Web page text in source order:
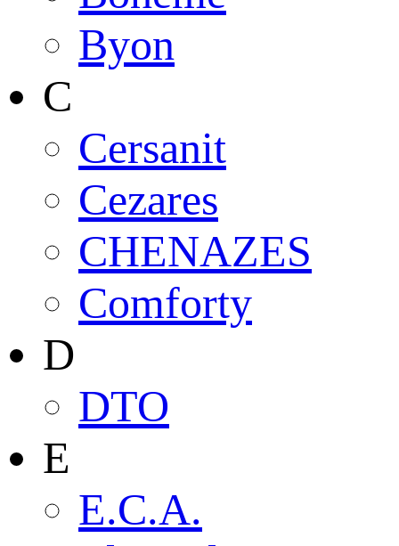
Byon
C
Cersanit
Cezares
CHENAZES
Comforty
D
DTO
E
E.C.A.